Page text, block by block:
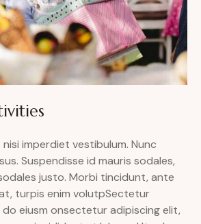
imperdiet vestibulum. Nunc
Suspendisse id mauris sodales,
justo. Morbi tincidunt, ante
turpis enim volutpSectetur
eiusm onsectetur adipiscing elit,